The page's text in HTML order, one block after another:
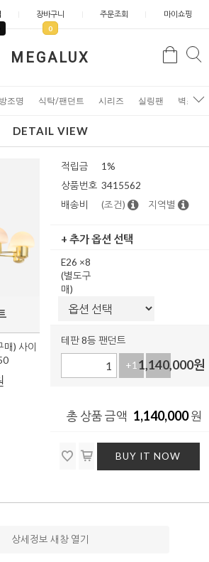
장바구니
0
주문조회 마이쇼핑
MEGALUX
검
방조명 식탁/팬던트 시리즈 실링팬 벽조명
DETAIL VIEW
) 사이
적립금
1%
상품번호 3415562
배송비
(조건) 지역별
+ 추가 옵션 선택
E26 ×8
(별도구
매)
테판 8등 팬던트
+1 -1
1,140,000원
총 상품 금액 1,140,000원
BUY IT NOW
상세정보 새창 열기